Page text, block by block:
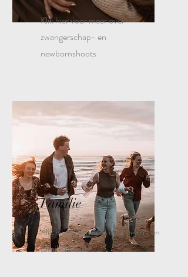
Klik hier voor meer over
zwangerschap- en
newbornshoots
Familie
Klik hier voor meer over gezin- en
familieshoots.